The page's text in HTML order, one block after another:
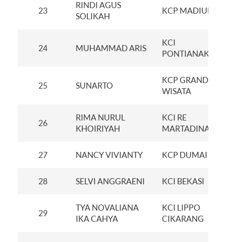
23
RINDI AGUS
SOLIKAH
KCP MADIUN
24 MUHAMMAD ARIS
KCI
PONTIANAK
25 SUNARTO
KCP GRAND
WISATA
26
RIMA NURUL
KHOIRIYAH
KCI RE
MARTADINATA
27 NANCY VIVIANTY KCP DUMAI
28 SELVI ANGGRAENI KCI BEKASI
29
TYA NOVALIANA
IKA CAHYA
KCI LIPPO
CIKARANG